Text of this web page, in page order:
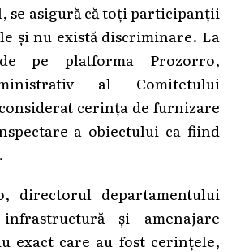
se asigură că toți participanții
și nu există discriminare. La
pe platforma Prozorro,
al Comitetului
cerința de furnizare
a obiectului ca fiind
directorul departamentului
și amenajare
exact care au fost cerințele,